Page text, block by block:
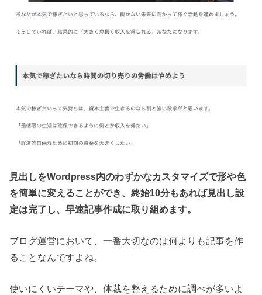
見出しをWordpress内のわずかなカスタマイズで形や色
を簡単に変えることができ、終始10分もあれば見出し設
定は完了し、早速記事作成に取り組めます。
ブログ運営において、一番大切なのは何よりも記事を作
ることなんですよね。
使いにくいテーマや、体裁を整えるために調べが多いよ